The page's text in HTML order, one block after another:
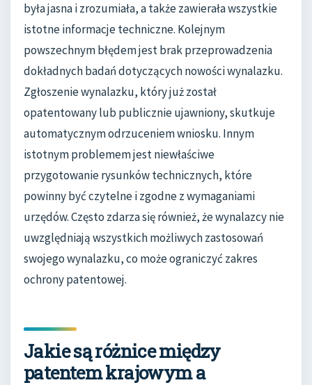
była jasna i zrozumiała, a także zawierała wszystkie
istotne informacje techniczne. Kolejnym
powszechnym błędem jest brak przeprowadzenia
dokładnych badań dotyczących nowości wynalazku.
Zgłoszenie wynalazku, który już został
opatentowany lub publicznie ujawniony, skutkuje
automatycznym odrzuceniem wniosku. Innym
istotnym problemem jest niewłaściwe
przygotowanie rysunków technicznych, które
powinny być czytelne i zgodne z wymaganiami
urzędów. Często zdarza się również, że wynalazcy nie
uwzględniają wszystkich możliwych zastosowań
swojego wynalazku, co może ograniczyć zakres
ochrony patentowej.
Jakie są różnice między
patentem krajowym a